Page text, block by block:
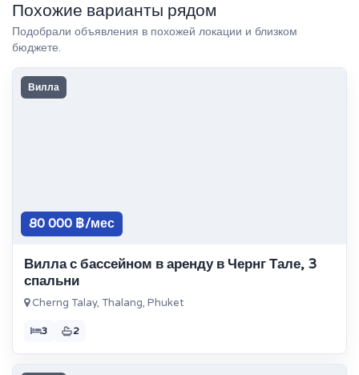
Похожие варианты рядом
Подобрали объявления в похожей локации и близком
бюджете.
Вилла
80 000 ฿/мес
Вилла с бассейном в аренду в Чернг Тале, 3
спальни
Cherng Talay, Thalang, Phuket
3 2